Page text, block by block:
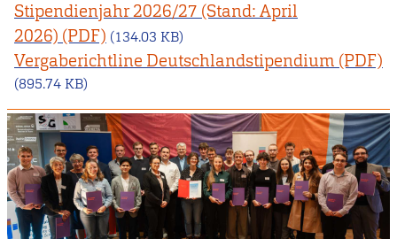
Stipendienjahr 2026/27 (Stand: April
2026)
(134.03 KB)
Vergaberichtline Deutschlandstipendium
(895.74 KB)